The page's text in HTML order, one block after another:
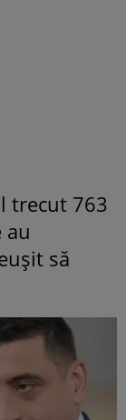
trecut 763
au
să